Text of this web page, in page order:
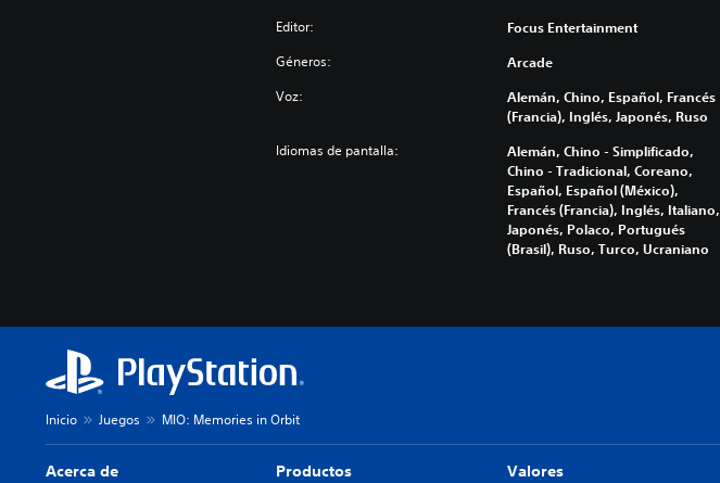
Editor: Focus Entertainment
Géneros: Arcade
Voz:
Alemán, Chino, Español, Francés
(Francia), Inglés, Japonés, Ruso
Idiomas de pantalla:
Alemán, Chino - Simplificado,
Chino - Tradicional, Coreano,
Español, Español (México),
Francés (Francia), Inglés, Italiano,
Japonés, Polaco, Portugués
(Brasil), Ruso, Turco, Ucraniano
Inicio Juegos MIO: Memories in Orbit
Acerca de Productos Valores